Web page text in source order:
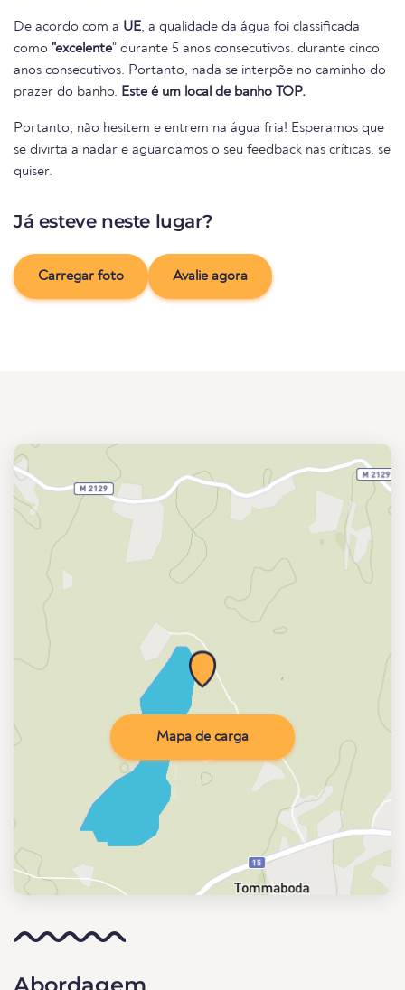
De acordo com a UE, a qualidade da água foi classificada
como "excelente" durante 5 anos consecutivos. durante cinco
anos consecutivos. Portanto, nada se interpõe no caminho do
prazer do banho. Este é um local de banho TOP.
Portanto, não hesitem e entrem na água fria! Esperamos que
se divirta a nadar e aguardamos o seu feedback nas críticas, se
quiser.
Já esteve neste lugar?
Carregar foto Avalie agora
Mapa de carga